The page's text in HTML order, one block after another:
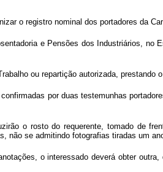
o registro nominal dos portadores da
e Pensões dos Industriários,
ou repartição autorizada,
por duas testemunhas
o rosto do requerente, tomado de
se admitindo fotografias tiradas um
o interessado deverá obter